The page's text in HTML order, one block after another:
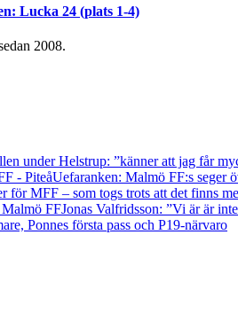
Lucka 24 (plats 1-4)
2008.
under Helstrup: ”känner att jag får
Uefaranken: Malmö FF:s seger
för MFF – som togs trots att det finns
Jonas Valfridsson: ”Vi är är
Ponnes första pass och P19-närvaro